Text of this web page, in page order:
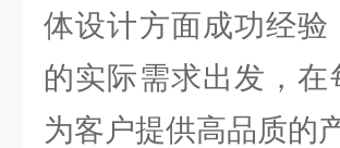
体设计方面成功经
的实际需求出发，
为客户提供高品质的